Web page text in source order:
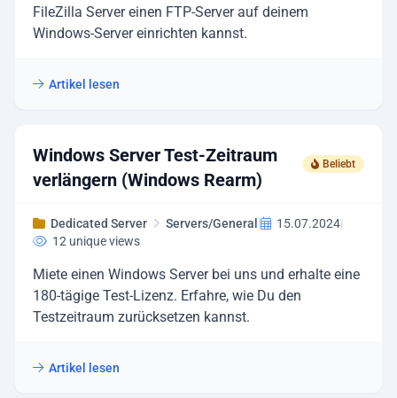
FileZilla Server einen FTP-Server auf deinem
Windows-Server einrichten kannst.
Artikel lesen
Beliebt
Windows Server Test-Zeitraum
verlängern (Windows Rearm)
Dedicated Server Servers/General | 15.07.2024|
12 unique views
Miete einen Windows Server bei uns und erhalte eine
180-tägige Test-Lizenz. Erfahre, wie Du den
Testzeitraum zurücksetzen kannst.
Artikel lesen